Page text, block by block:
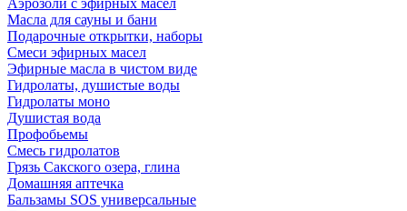
Аэрозоли с эфирных масел
Масла для сауны и бани
Подарочные открытки, наборы
Смеси эфирных масел
Эфирные масла в чистом виде
Гидролаты, душистые воды
Гидролаты моно
Душистая вода
Профобьемы
Смесь гидролатов
Грязь Сакского озера, глина
Домашняя аптечка
Бальзамы SOS универсальные